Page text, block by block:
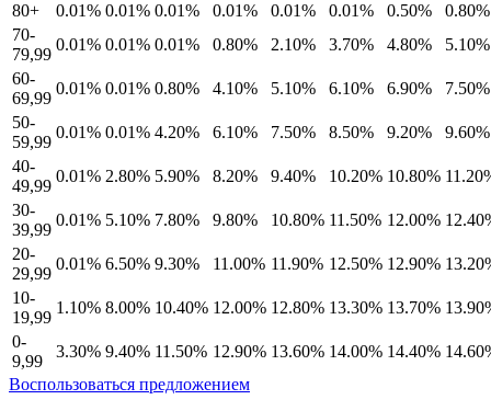
80+
0.01% 0.01% 0.01% 0.01% 0.01% 0.01% 0.50%
0.80%
70-
79,99
0.01% 0.01% 0.01% 0.80% 2.10% 3.70% 4.80%
5.10%
60-
69,99
0.01% 0.01% 0.80% 4.10% 5.10% 6.10% 6.90%
7.50%
50-
59,99
0.01% 0.01% 4.20% 6.10% 7.50% 8.50% 9.20%
9.60%
40-
49,99
0.01% 2.80% 5.90% 8.20% 9.40% 10.20% 10.80%
30-
39,99
0.01% 5.10% 7.80% 9.80% 10.80% 11.50% 12.00%
20-
29,99
0.01% 6.50% 9.30% 11.00% 11.90% 12.50% 12.90%
10-
19,99
1.10% 8.00% 10.40% 12.00% 12.80% 13.30% 13.70%
0-
9,99
3.30% 9.40% 11.50% 12.90% 13.60% 14.00% 14.40%
Воспользоваться предложением